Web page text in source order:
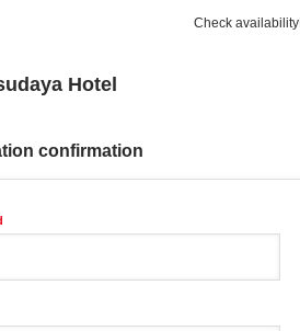
Check availability
Hotel
confirmation